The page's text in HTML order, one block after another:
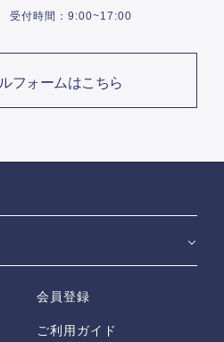
受付時間：9:00~17:00
フォームはこちら
会員登録
ご利用ガイド